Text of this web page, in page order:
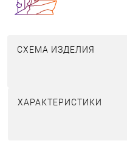
СХЕМА ИЗДЕЛИЯ
ХАРАКТЕРИСТИКИ